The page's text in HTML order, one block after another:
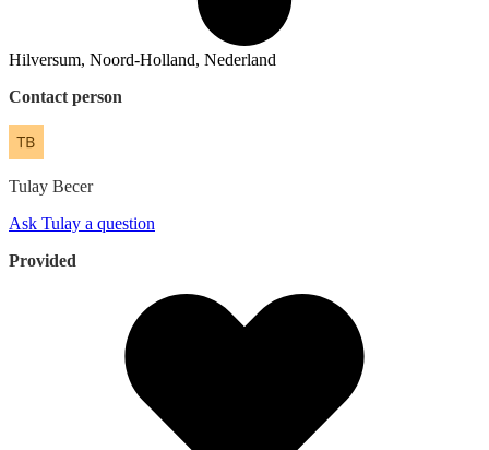
Hilversum, Noord-Holland, Nederland
Contact person
Tulay Becer
Ask Tulay a question
Provided